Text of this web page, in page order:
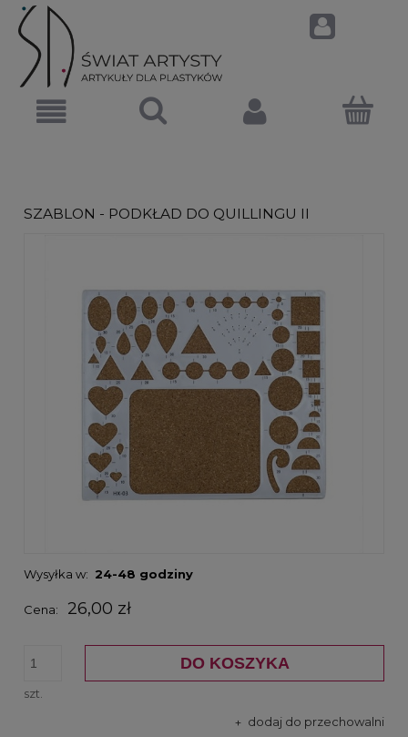
SZABLON - PODKŁAD DO QUILLINGU II
Wysyłka w: 24-48 godziny
Cena: 26,00 zł
szt.
DO KOSZYKA
dodaj do przechowalni